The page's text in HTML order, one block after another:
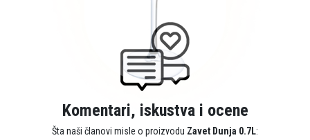
Komentari, iskustva i ocene
Šta naši članovi misle o proizvodu Zavet Dunja 0.7L: